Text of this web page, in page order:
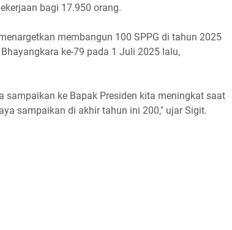
bagi 17.950 orang.
membangun 100 SPPG di tahun 2025
ke-79 pada 1 Juli 2025 lalu,
sampaikan ke Bapak Presiden kita meningkat saat
sampaikan di akhir tahun ini 200," ujar Sigit.